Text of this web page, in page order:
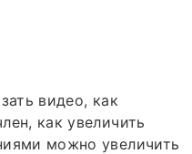
видео, как
как увеличить
можно увеличить